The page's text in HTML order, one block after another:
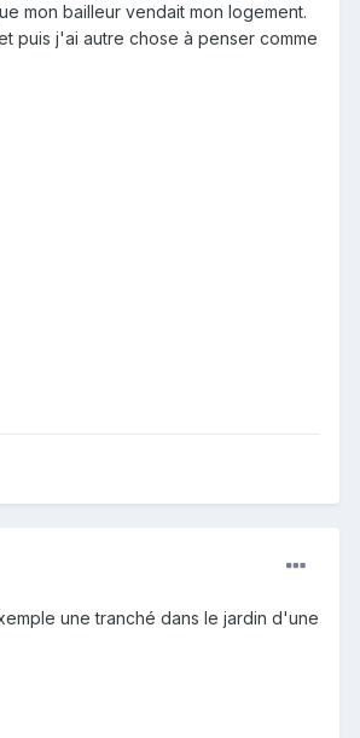
mon bailleur vendait mon logement.
puis j'ai autre chose à penser comme
une tranché dans le jardin d'une